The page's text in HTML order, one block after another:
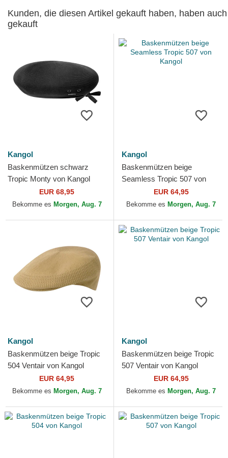
Kunden, die diesen Artikel gekauft haben, haben auch
gekauft
Kangol
Baskenmützen schwarz
Tropic Monty von Kangol
EUR 68,95
Bekomme es Morgen, Aug. 7
Kangol
Baskenmützen beige
Seamless Tropic 507 von
EUR 64,95
Bekomme es Morgen, Aug. 7
Kangol
Baskenmützen beige Tropic
504 Ventair von Kangol
EUR 64,95
Bekomme es Morgen, Aug. 7
Kangol
Baskenmützen beige Tropic
507 Ventair von Kangol
EUR 64,95
Bekomme es Morgen, Aug. 7